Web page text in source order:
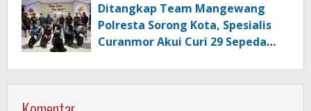
Ditangkap Team Mangewang
Polresta Sorong Kota, Spesialis
Curanmor Akui Curi 29 Sepeda